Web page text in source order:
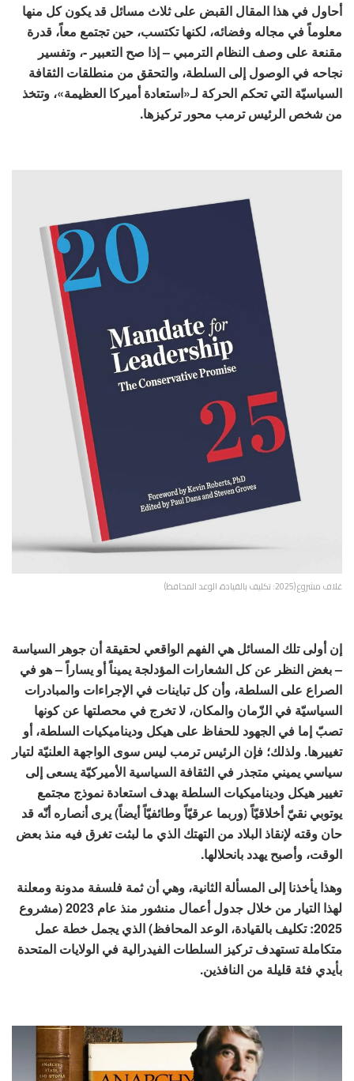
أحاول في هذا المقال القبض على ثلاث مسائل قد يكون كل منها
معلوماً في مجاله وفضائه، لكنها تكتسب، حين تجتمع معاً، قدرة
مقنعة على وصف النظام الترمبي – إذا صح التعبير -، وتفسير
نجاحه في الوصول إلى السلطة، والتحقق من منطلقات الثقافة
السياسيّة التي تحكم الحركة لـ«استعادة أميركا العظيمة»، وتتخذ
من شخص الرئيس ترمب محور تركيزها.
غلاف مشروع (2025: تكليف بالقيادة، الوعد المحافظ)
إن أولى تلك المسائل هي الفهم الواقعي لحقيقة أن جوهر السياسة
– بغض النظر عن كل الشعارات المؤدلجة يميناً أو يساراً – هو في
الصراع على السلطة، وأن كل تباينات في الإجراءات والمبادرات
السياسيّة في الزّمان والمكان، لا تخرج في محصلتها عن كونها
تصبّ إما في الجهود للحفاظ على هيكل وديناميكيات السلطة، أو
تغييرها. ولذلك؛ فإن الرئيس ترمب ليس سوى الواجهة العلنيّة لتيار
سياسي يميني متجذر في الثقافة السياسية الأميركيّة يسعى إلى
تغيير هيكل وديناميكيات السلطة بهدف استعادة نموذج مجتمع
يوتوبي نقيّ أخلاقيّاً (وربما عرقيّاً وطائفيّاً أيضاً) يرى أنصاره أنّه قد
حان وقته لإنقاذ البلاد من التهتك الذي ما لبثت تغرق فيه منذ بعض
الوقت، وأصبح يهدد بانحلالها.
وهذا يأخذنا إلى المسألة الثانية، وهي أن ثمة فلسفة مدونة ومعلنة
لهذا التيار من خلال جدول أعمال منشور منذ عام 2023 (مشروع
2025: تكليف بالقيادة، الوعد المحافظ) الذي يجمل خطة عمل
متكاملة تستهدف تركيز السلطات الفيدرالية في الولايات المتحدة
بأيدي فئة قليلة من النافذين.